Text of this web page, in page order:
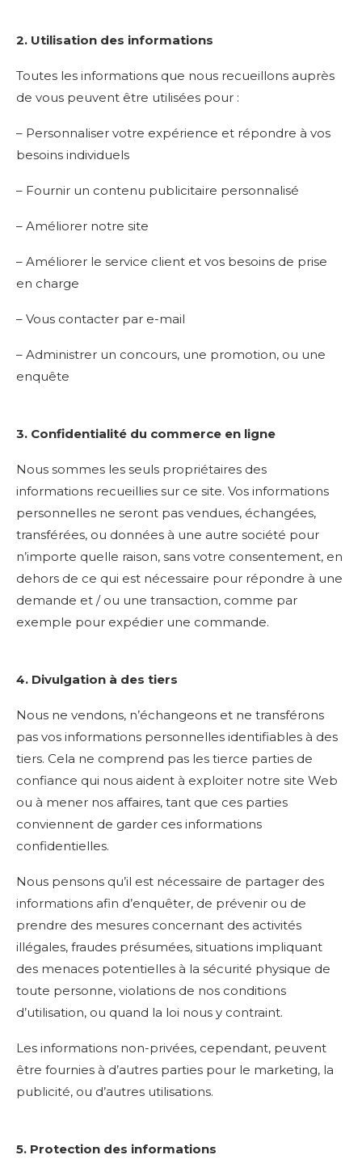
2. Utilisation des informations
Toutes les informations que nous recueillons auprès
de vous peuvent être utilisées pour :
– Personnaliser votre expérience et répondre à vos
besoins individuels
– Fournir un contenu publicitaire personnalisé
– Améliorer notre site
– Améliorer le service client et vos besoins de prise
en charge
– Vous contacter par e-mail
– Administrer un concours, une promotion, ou une
enquête
3. Confidentialité du commerce en ligne
Nous sommes les seuls propriétaires des
informations recueillies sur ce site. Vos informations
personnelles ne seront pas vendues, échangées,
transférées, ou données à une autre société pour
n’importe quelle raison, sans votre consentement, en
dehors de ce qui est nécessaire pour répondre à une
demande et / ou une transaction, comme par
exemple pour expédier une commande.
4. Divulgation à des tiers
Nous ne vendons, n’échangeons et ne transférons
pas vos informations personnelles identifiables à des
tiers. Cela ne comprend pas les tierce parties de
confiance qui nous aident à exploiter notre site Web
ou à mener nos affaires, tant que ces parties
conviennent de garder ces informations
confidentielles.
Nous pensons qu’il est nécessaire de partager des
informations afin d’enquêter, de prévenir ou de
prendre des mesures concernant des activités
illégales, fraudes présumées, situations impliquant
des menaces potentielles à la sécurité physique de
toute personne, violations de nos conditions
d’utilisation, ou quand la loi nous y contraint.
Les informations non-privées, cependant, peuvent
être fournies à d’autres parties pour le marketing, la
publicité, ou d’autres utilisations.
5. Protection des informations